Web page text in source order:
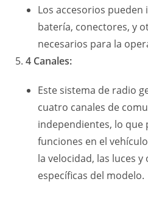
Los accesorios
batería, conectores, y
necesarios para la
4 Canales:
Este sistema de radio
cuatro canales de
independientes, lo
funciones en el
la velocidad, las luces
específicas del modelo.